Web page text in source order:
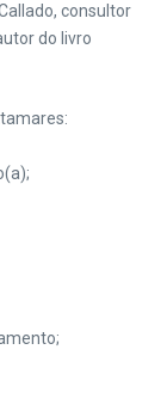
consultor
do livro